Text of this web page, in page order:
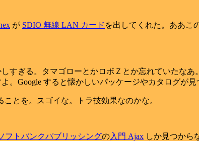
が SDIO 無線 LAN カード を出してくれた。ああこ
すぎる。タマゴローとかロボＺとか忘れていたなあ
Google すると懐かしいパッケージやカタログが見
ことを。スゴイな。トラ技効果なのかな。
フトバンクパブリッシングの入門 Ajax しか見つから